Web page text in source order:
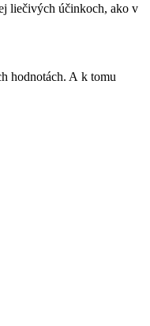
liečivých účinkoch, ako v
hodnotách. A k tomu